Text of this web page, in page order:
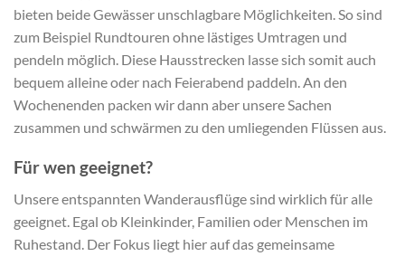
bieten beide Gewässer unschlagbare Möglichkeiten. So sind
zum Beispiel Rundtouren ohne lästiges Umtragen und
pendeln möglich. Diese Hausstrecken lasse sich somit auch
bequem alleine oder nach Feierabend paddeln. An den
Wochenenden packen wir dann aber unsere Sachen
zusammen und schwärmen zu den umliegenden Flüssen aus.
Für wen geeignet?
Unsere entspannten Wanderausflüge sind wirklich für alle
geeignet. Egal ob Kleinkinder, Familien oder Menschen im
Ruhestand. Der Fokus liegt hier auf das gemeinsame